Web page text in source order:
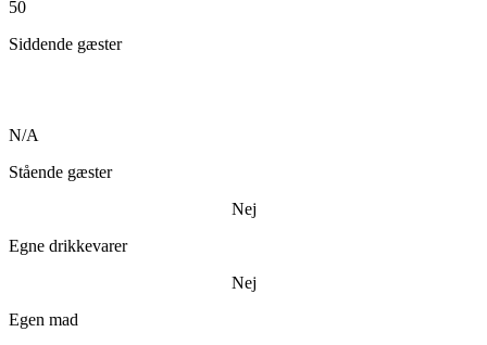
50
Siddende gæster
N/A
Stående gæster
Nej
Egne drikkevarer
Nej
Egen mad